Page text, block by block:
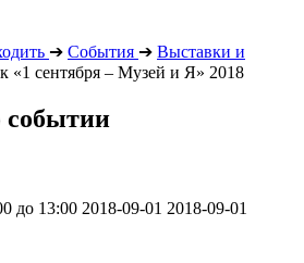
➔ События ➔ Выставки и
«1 сентября – Музей и Я» 2018
до 13:00 2018-09-01 2018-09-01